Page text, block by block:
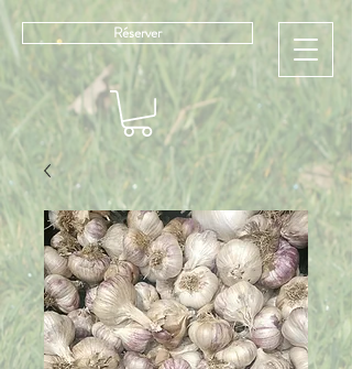
Réserver